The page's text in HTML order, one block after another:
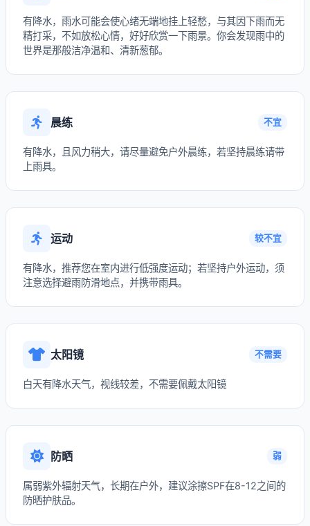
有降水，雨水可能会使心绪无端地挂上轻愁，与其因下雨而无
精打采，不如放松心情，好好欣赏一下雨景。你会发现雨中的
世界是那般洁净温和、清新葱郁。
晨练 不宜
有降水，且风力稍大，请尽量避免户外晨练，若坚持晨练请带
上雨具。
运动 较不宜
有降水，推荐您在室内进行低强度运动；若坚持户外运动，须
注意选择避雨防滑地点，并携带雨具。
太阳镜 不需要
白天有降水天气，视线较差，不需要佩戴太阳镜
防晒 弱
属弱紫外辐射天气，长期在户外，建议涂擦SPF在8-12之间的
防晒护肤品。